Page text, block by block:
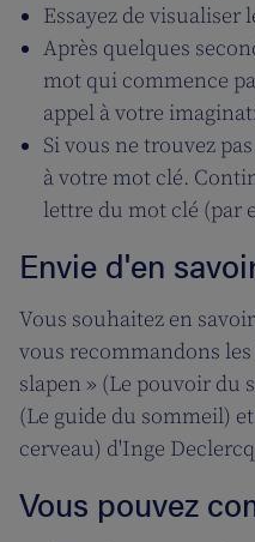
Essayez de visualiser
Après quelques
mot qui commence
appel à votre
Si vous ne trouvez
à votre mot clé.
lettre du mot clé (par
Envie d'en
Vous souhaitez en
vous recommandons
slapen » (Le pouvoir du
(Le guide du sommeil)
cerveau) d'Inge
Vous pouvez